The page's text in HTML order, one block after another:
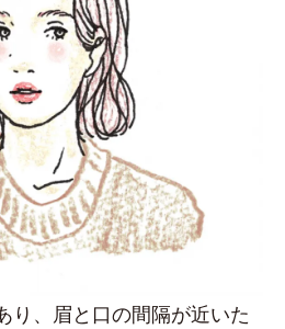
り、眉と口の間隔が近いた